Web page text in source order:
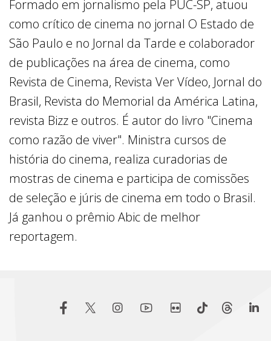
Formado em jornalismo pela PUC-SP, atuou
como crítico de cinema no jornal O Estado de
São Paulo e no Jornal da Tarde e colaborador
de publicações na área de cinema, como
Revista de Cinema, Revista Ver Vídeo, Jornal do
Brasil, Revista do Memorial da América Latina,
revista Bizz e outros. É autor do livro "Cinema
como razão de viver". Ministra cursos de
história do cinema, realiza curadorias de
mostras de cinema e participa de comissões
de seleção e júris de cinema em todo o Brasil.
Já ganhou o prêmio Abic de melhor
reportagem.